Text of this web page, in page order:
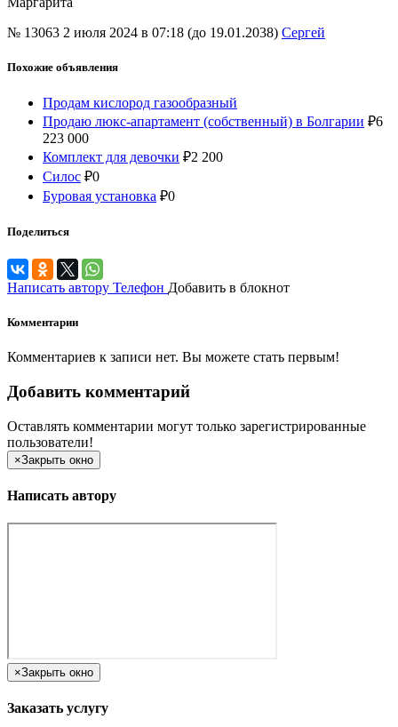
№ 13063 2 июля 2024 в 07:18 (до 19.01.2038) Сергей
Похожие объявления
Продам кислород газообразный
Продаю люкс-апартамент (собственный) в Болгарии ₽6
223 000
Комплект для девочки ₽2 200
Силос ₽0
Буровая установка ₽0
Поделиться
Написать автору Телефон Добавить в блокнот
Комментарии
Комментариев к записи нет. Вы можете стать первым!
Добавить комментарий
Оставлять комментарии могут только зарегистрированные
пользователи!
×Закрыть окно
Написать автору
×Закрыть окно
Заказать услугу